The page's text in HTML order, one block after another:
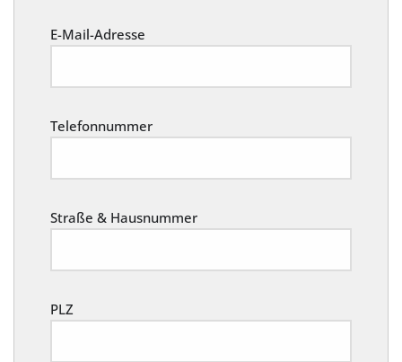
E-Mail-Adresse
Telefonnummer
Straße & Hausnummer
PLZ